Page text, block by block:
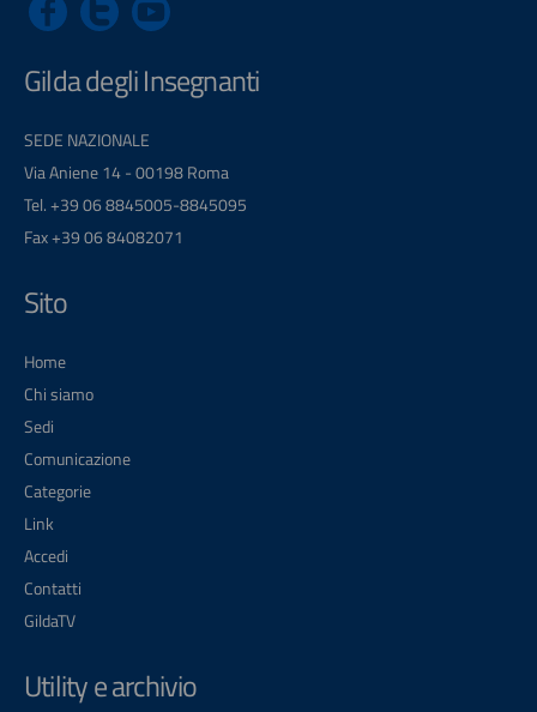
Gilda degli Insegnanti
SEDE NAZIONALE
Via Aniene 14 - 00198 Roma
Tel. +39 06 8845005-8845095
Fax +39 06 84082071
Sito
Home
Chi siamo
Sedi
Comunicazione
Categorie
Link
Accedi
Contatti
GildaTV
Utility e archivio